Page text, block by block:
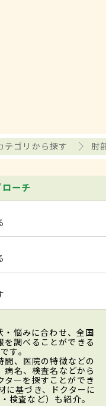
テゴリから探す 肘
ーチ
・悩みに合わせ、全国
調べることができる
す。
間、医院の特徴などの
名、検査名などから
ターを探すことができ
に基づき、ドクターに
検査など）も紹介。